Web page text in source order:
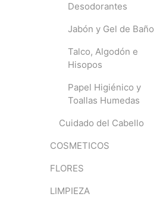
Desodorantes
Jabón y Gel de Baño
Talco, Algodón e
Hisopos
Papel Higiénico y
Toallas Humedas
Cuidado del Cabello
COSMETICOS
FLORES
LIMPIEZA